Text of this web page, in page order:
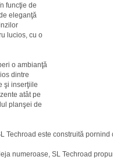
funcţie de
eleganţă
lucios, cu o
o ambianţă
dintre
şi inserţiile
atât pe
planşei de
Techroad este construită pornind
numeroase, SL Techroad